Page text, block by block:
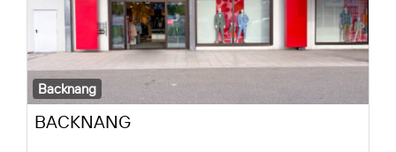
Backnang
BACKNANG